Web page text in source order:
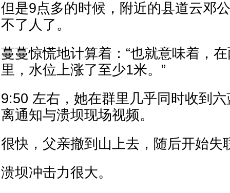
但是9点多的时候，附近的县道云邓
不了人了。
蔓蔓惊慌地计算着：“也就意味着，
里，水位上涨了至少1米。”
9:50 左右，她在群里几乎同时收到
离通知与溃坝现场视频。
很快，父亲撤到山上去，随后开始失
溃坝冲击力很大。